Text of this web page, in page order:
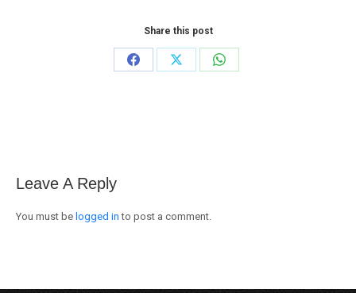
Share this post
Share
Share
Share
Leave A Reply
You must be logged in to post a comment.